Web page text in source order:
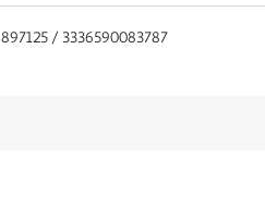
897125 / 3336590083787